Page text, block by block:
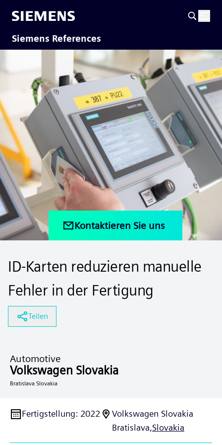
Siemens References
Kontaktieren Sie uns
ID-Karten reduzieren manuelle
Fehler in der Fertigung
Teilen
Automotive
Volkswagen Slovakia
Bratislava Slovakia
Fertigstellung: 2022
Volkswagen Slovakia
Bratislava,Slovakia